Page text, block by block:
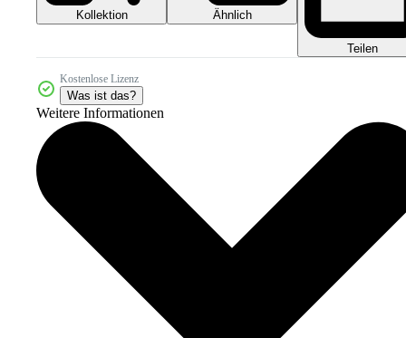
Kollektion Ähnlich
Teilen
Kostenlose Lizenz
Was ist das?
Weitere Informationen